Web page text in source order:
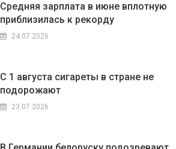
Средняя зарплата в июне вплотную
приблизилась к рекорду
24.07.2026
С 1 августа сигареты в стране не
подорожают
23.07.2026